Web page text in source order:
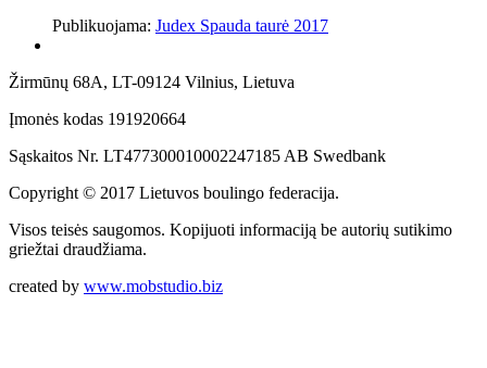
Publikuojama: Judex Spauda taurė 2017
Žirmūnų 68A, LT-09124 Vilnius, Lietuva
Įmonės kodas 191920664
Sąskaitos Nr. LT477300010002247185 AB Swedbank
Copyright © 2017 Lietuvos boulingo federacija.
Visos teisės saugomos. Kopijuoti informaciją be autorių sutikimo
griežtai draudžiama.
created by www.mobstudio.biz